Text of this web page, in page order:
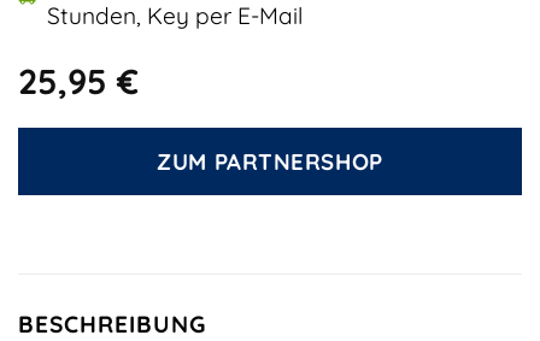
25,95€
Stunden, Key per E-Mail
ZUM PARTNERSHOP
BESCHREIBUNG